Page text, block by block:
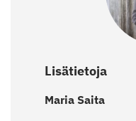
Lisätietoja
Maria Saita